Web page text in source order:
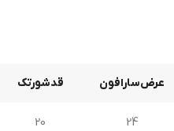
عرض‌سارافون قدشورتک
24
20